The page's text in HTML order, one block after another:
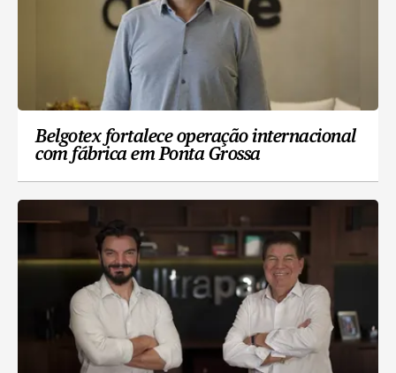
Belgotex fortalece operação internacional
com fábrica em Ponta Grossa